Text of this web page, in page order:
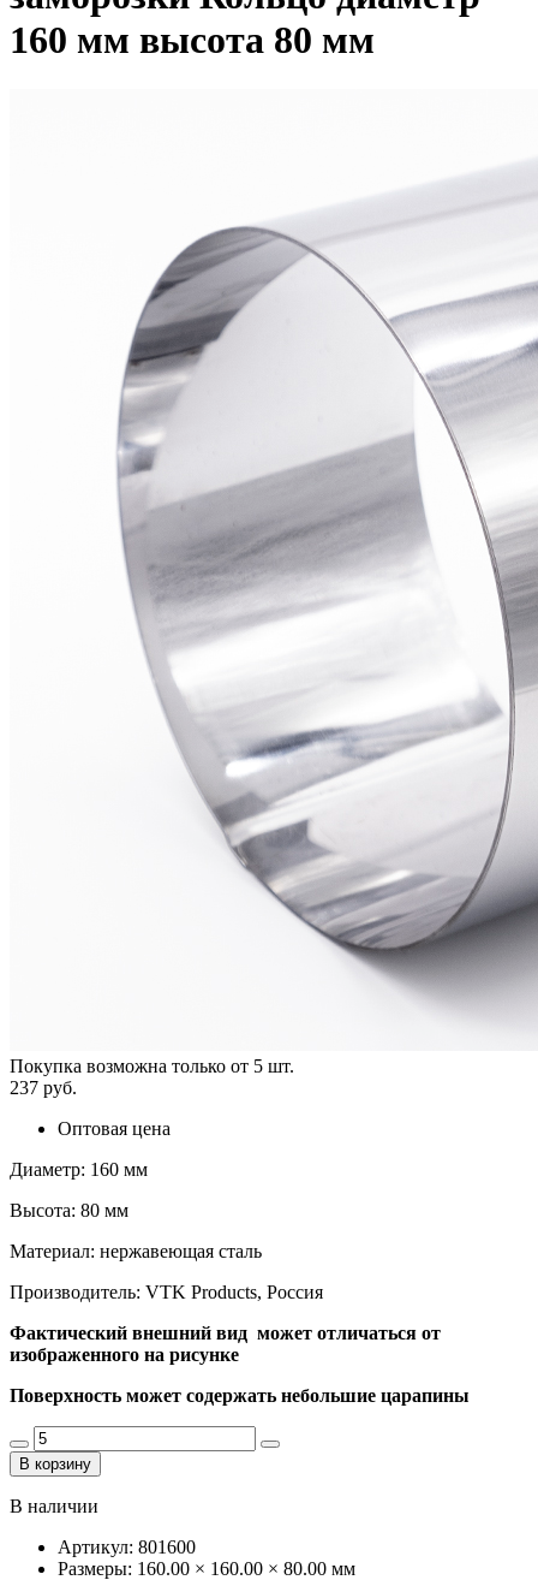
160 мм высота 80 мм
Покупка возможна только от 5 шт.
237 руб.
Оптовая цена
Диаметр: 160 мм
Высота: 80 мм
Материал: нержавеющая сталь
Производитель: VTK Products, Россия
Фактический внешний вид может отличаться от
изображенного на рисунке
Поверхность может содержать небольшие царапины
В корзину
В наличии
Артикул: 801600
Размеры: 160.00 × 160.00 × 80.00 мм